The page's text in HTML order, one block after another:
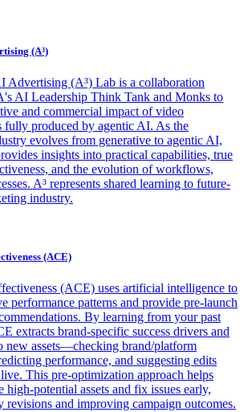
(A³)
Advertising (A³) Lab is a collaboration
AI Leadership Think Tank and Monks to
and commercial impact of video
fully produced by agentic AI. As the
evolves from generative to agentic AI,
insights into practical capabilities, true
and the evolution of workflows,
A³ represents shared learning to future-
industry.
(ACE)
(ACE) uses artificial intelligence to
performance patterns and provide pre-launch
By learning from your past
extracts brand-specific success drivers and
new assets—checking brand/platform
performance, and suggesting edits
This pre-optimization approach helps
high-potential assets and fix issues early,
revisions and improving campaign outcomes.